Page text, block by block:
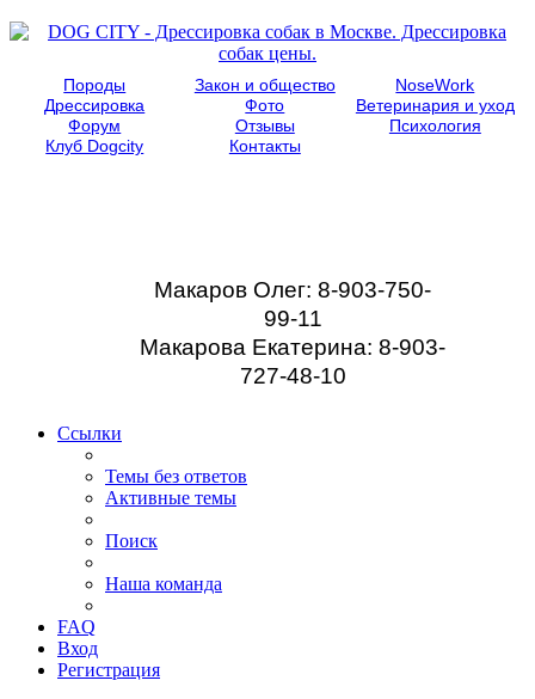
Породы Закон и общество
NoseWork
Дрессировка
Фото
Ветеринария и уход
Форум
Отзывы
Психология
Клуб Dogcity
Контакты
Макаров Олег: 8-903-750-
99-11
Макарова Екатерина: 8-903-
727-48-10
Ссылки
Темы без ответов
Активные темы
Поиск
Наша команда
FAQ
Вход
Регистрация